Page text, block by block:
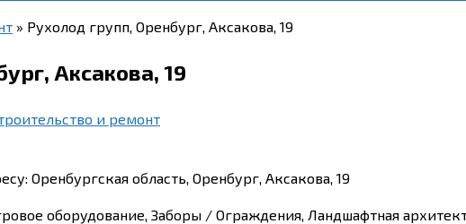
» Рухолод групп, Оренбург, Аксакова, 19
Аксакова, 19
и ремонт
Оренбургская область, Оренбург, Аксакова, 19
оборудование, Заборы / Ограждения, Ландшафтная